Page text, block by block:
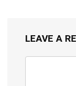
LEAVE A